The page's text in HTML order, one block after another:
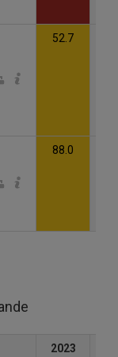
52.7
88.0
2023